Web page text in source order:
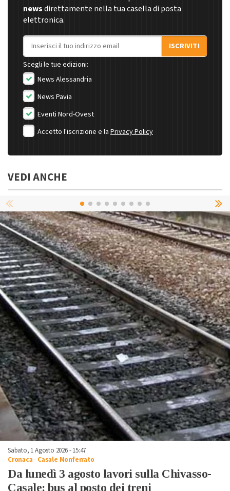
newsdirettamente nella tua casella di posta
elettronica.
Indirizzo email
ISCRIVITI
Scegli le tue edizioni:
News Alessandria
News Pavia
Eventi Nord-Ovest
Accetto l'iscrizione e la Privacy Policy
VEDI ANCHE
Sabato, 1 Agosto 2026 - 15:47
Cronaca- Casale Monferrato
Da lunedì 3 agosto lavori sulla Chivasso-
Casale: bus al posto dei treni